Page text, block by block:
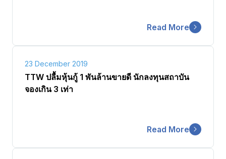
Read More
23 December 2019
TTW ปลื้มหุ้นกู้ 1 พันล้านขายดี นักลงทุนสถาบัน
จองเกิน 3 เท่า
Read More